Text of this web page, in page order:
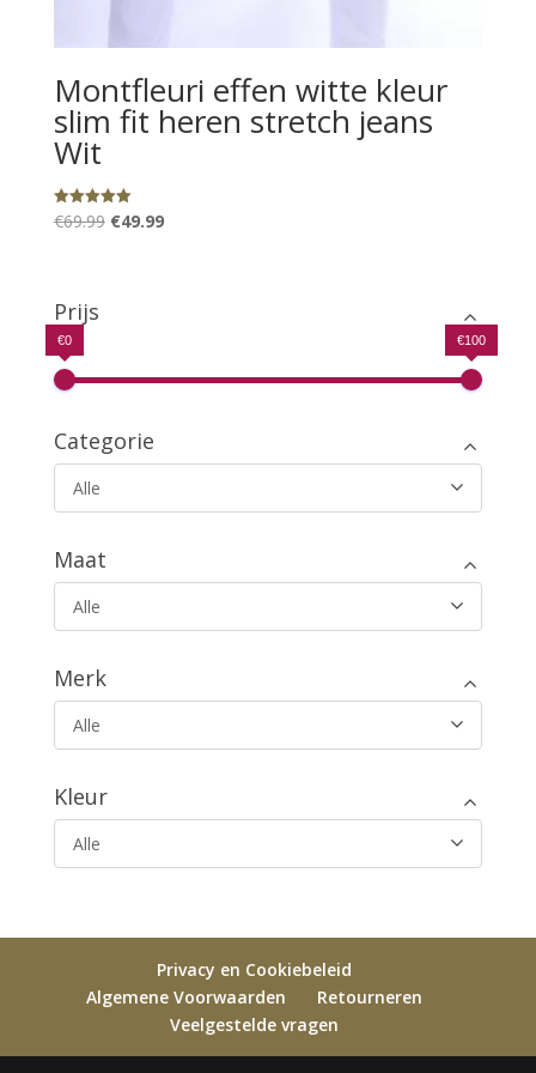
Montfleuri effen witte kleur
slim fit heren stretch jeans
Wit
Gewaardeerd
5.00
€69.99 Oorspronkelijke
€49.99Huidige
Prijs
€0 €100
Categorie
Alle
Maat
Alle
Merk
Alle
Kleur
Alle
Privacy en Cookiebeleid
Algemene Voorwaarden
Retourneren
Veelgestelde vragen